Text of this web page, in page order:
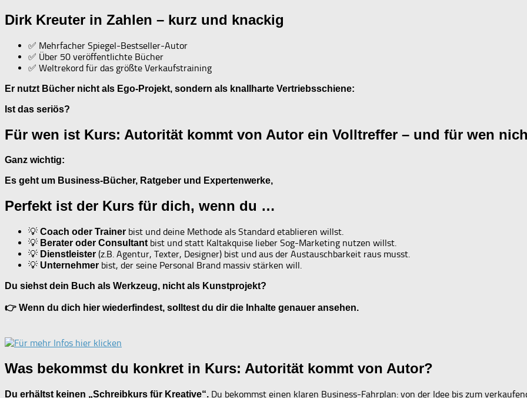
Dirk Kreuter in Zahlen – kurz und knackig
✅ Mehrfacher Spiegel-Bestseller-Autor
✅ Über 50 veröffentlichte Bücher
✅ Weltrekord für das größte Verkaufstraining
Er nutzt Bücher nicht als Ego-Projekt, sondern als knallharte Vertriebsschiene:
Ist das seriös?
Für wen ist Kurs: Autorität kommt von Autor ein Volltreffer – und für wen
Ganz wichtig:
Es geht um Business-Bücher, Ratgeber und Expertenwerke,
Perfekt ist der Kurs für dich, wenn du …
💡 Coach oder Trainer bist und deine Methode als Standard etablieren willst.
💡 Berater oder Consultantbist und statt Kaltakquise lieber Sog-Marketing nutzen willst.
💡 Dienstleister (z.B. Agentur, Texter, Designer) bist und aus der Austauschbarkeit raus musst.
💡 Unternehmer bist, der seine Personal Brand massiv stärken will.
Du siehst dein Buch als Werkzeug, nicht als Kunstprojekt?
👉 Wenn du dich hier wiederfindest, solltest du dir die Inhalte genauer ansehen.
Was bekommst du konkret in Kurs: Autorität kommt von Autor?
Du erhältst keinen „Schreibkurs für Kreative“. Du bekommst einen klaren Business-Fahrplan: von der Idee bis zum